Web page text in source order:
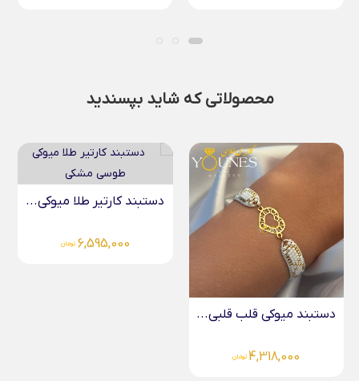
محصولاتی که شاید بپسندید
دستبند میوکی قلب قلبی...
4,318,000 تومان
دستبند کارتیر طلا میوکی...
6,595,000 تومان